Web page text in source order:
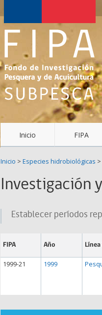
de
Investigación
Pesquera
y
Acuicultura
(FIPA)-
SUBPESCA
Inicio FIPA
Inicio > Especies hidrobiológicas >
Investigación
Establecer períodos
FIPA
1999-21
Año
1999